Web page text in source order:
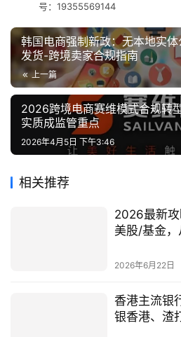
号：19355569144
韩国电商强制新政：无本地实
发货-跨境卖家合规指南
上一篇
2026跨境电商赛维模式合规转
实质成监管重点
2026年4月5日 下午3:46
相关推荐
2026最新
美股/基金
2026年6月22日
香港主流银
银香港、渣